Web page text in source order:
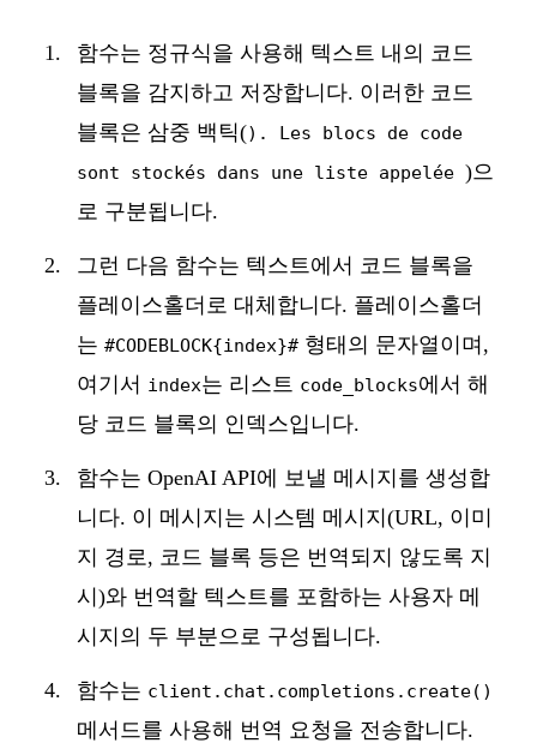
함수는 정규식을 사용해 텍스트 내의 코드
블록을 감지하고 저장합니다. 이러한 코드
블록은 삼중 백틱(). Les blocs de code
sont stockés dans une liste appelée )으
로 구분됩니다.
그런 다음 함수는 텍스트에서 코드 블록을
플레이스홀더로 대체합니다. 플레이스홀더
는 #CODEBLOCK{index}# 형태의 문자열이며,
여기서 index는 리스트 code_blocks에서 해
당 코드 블록의 인덱스입니다.
함수는 OpenAI API에 보낼 메시지를 생성합
니다. 이 메시지는 시스템 메시지(URL, 이미
지 경로, 코드 블록 등은 번역되지 않도록 지
시)와 번역할 텍스트를 포함하는 사용자 메
시지의 두 부분으로 구성됩니다.
함수는 client.chat.completions.create()
메서드를 사용해 번역 요청을 전송합니다.